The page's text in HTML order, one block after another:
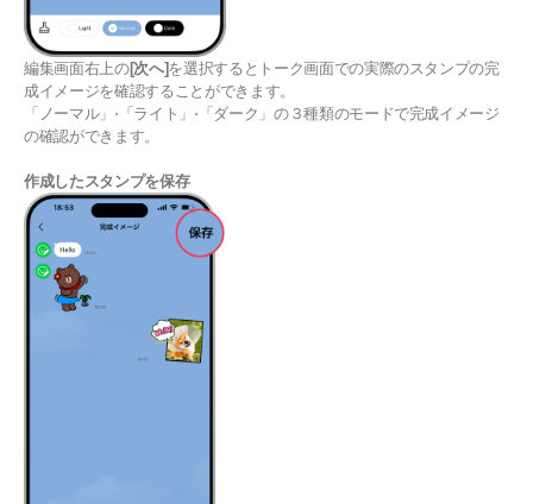
編集画面右上の[次へ]を選択するとトーク画面での実際のスタンプの完
成イメージを確認することができます。
「ノーマル」⋅「ライト」⋅「ダーク」の３種類のモードで完成イメージ
の確認ができます。
作成したスタンプを保存